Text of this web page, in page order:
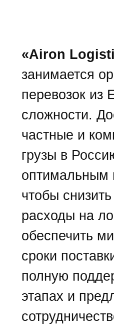
«Airon
занимается
перевозок из
сложности.
частные и
грузы в
оптимальным
чтобы
расходы на
обеспечить
сроки
полную
этапах и